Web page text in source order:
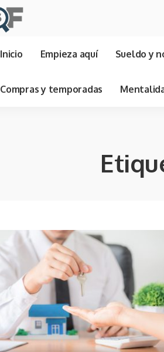
Inicio Empieza aquí Sueldo y
Compras y temporadas